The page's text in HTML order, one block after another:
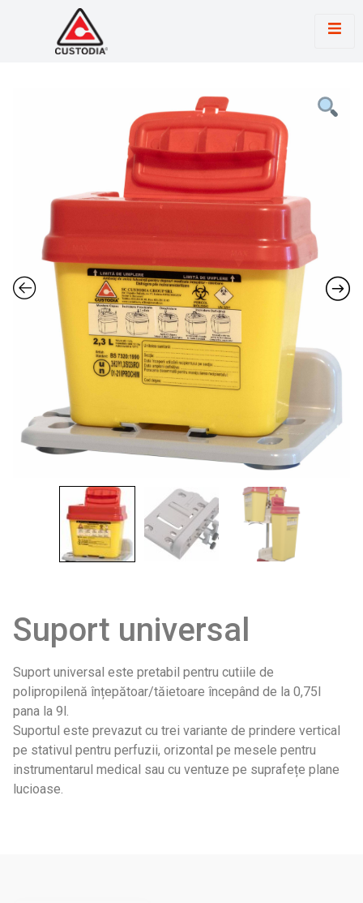
Suport universal
Suport universal este pretabil pentru cutiile de
polipropilenă înțepătoar/tăietoare începând de la 0,75l
pana la 9l.
Suportul este prevazut cu trei variante de prindere vertical
pe stativul pentru perfuzii, orizontal pe mesele pentru
instrumentarul medical sau cu ventuze pe suprafețe plane
lucioase.